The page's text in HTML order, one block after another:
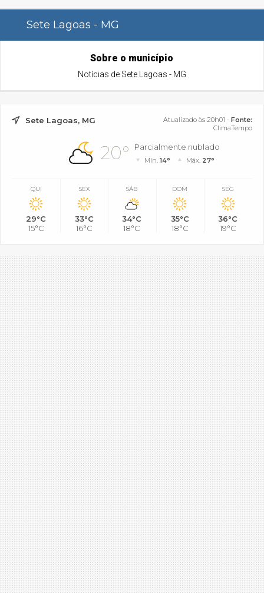
Sete Lagoas - MG
Sobre o município
Notícias de Sete Lagoas - MG
Sete Lagoas, MG Atualizado às 20h01 - Fonte:
ClimaTempo
20° Parcialmente nublado
Mín.14° Máx. 27°
QUI
29°C
15°C
SEX
33°C
16°C
SÁB
34°C
18°C
DOM
35°C
18°C
SEG
36°C
19°C